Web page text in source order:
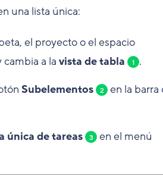
una lista única:
el proyecto o el espacio
a la vista de tabla 1 .
Subelementos 2
en la barra
única de tareas 3
en el menú